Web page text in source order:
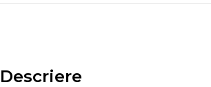
Descriere